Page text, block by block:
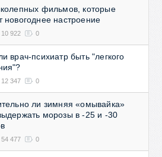
фильмов, которые
новогоднее настроение
10 922 0
врач-психиатр быть "легкого
12 347 0
ли зимняя «омывайка»
морозы в -25 и -30
54 477 0